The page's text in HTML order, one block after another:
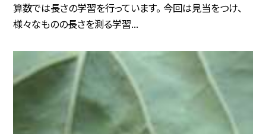
算数では長さの学習を行っています。 今回は見当をつけ、
様々なものの長さを測る学習...